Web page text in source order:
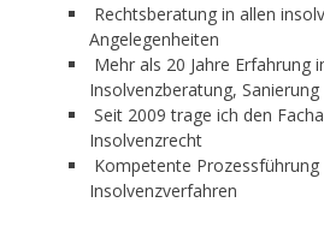
Rechtsberatung in allen
Angelegenheiten
Mehr als 20 Jahre Erfahrung
Insolvenzberatung,
Seit 2009 trage ich den
Insolvenzrecht
Kompetente Prozessführung
Insolvenzverfahren